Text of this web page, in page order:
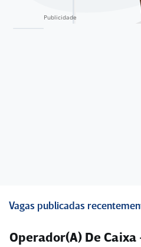
Vagas publicadas
Operador(A) De Caixa